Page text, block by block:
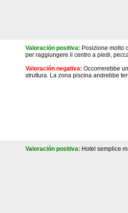
Valoración positiva: Posizione molto
per raggiungere il centro a piedi,
Valoración negativa: Occorrerebbe
struttura. La zona piscina andrebbe
Valoración positiva: Hotel semplice